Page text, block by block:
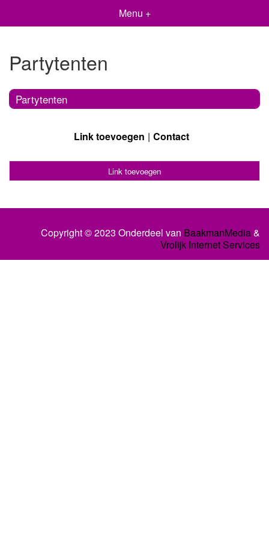
Menu +
Partytenten
Partytenten
Link toevoegen Contact
Link toevoegen
Copyright © 2023 Onderdeel van BaakmanMedia&
Vrolijk Internet Services